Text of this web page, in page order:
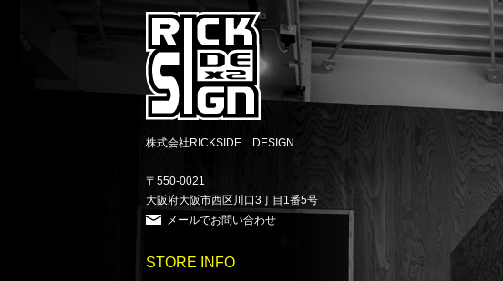
株式会社RICKSIDE DESIGN
〒550-0021
大阪府大阪市西区川口3丁目1番5号
メールでお問い合わせ
STORE INFO